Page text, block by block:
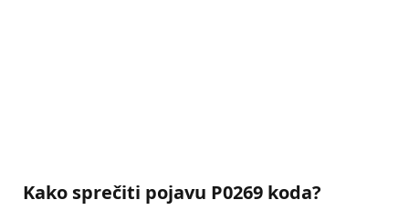
Kako sprečiti pojavu P0269 koda?